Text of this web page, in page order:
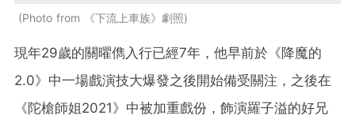
Photo from 《下流上車族》劇照
現年29歲的關曜儁入行已經7年，他早前於《降魔的
2.0》中一場戲演技大爆發之後開始備受關注，之後在
《陀槍師姐2021》中被加重戲份，飾演羅子溢的好兄